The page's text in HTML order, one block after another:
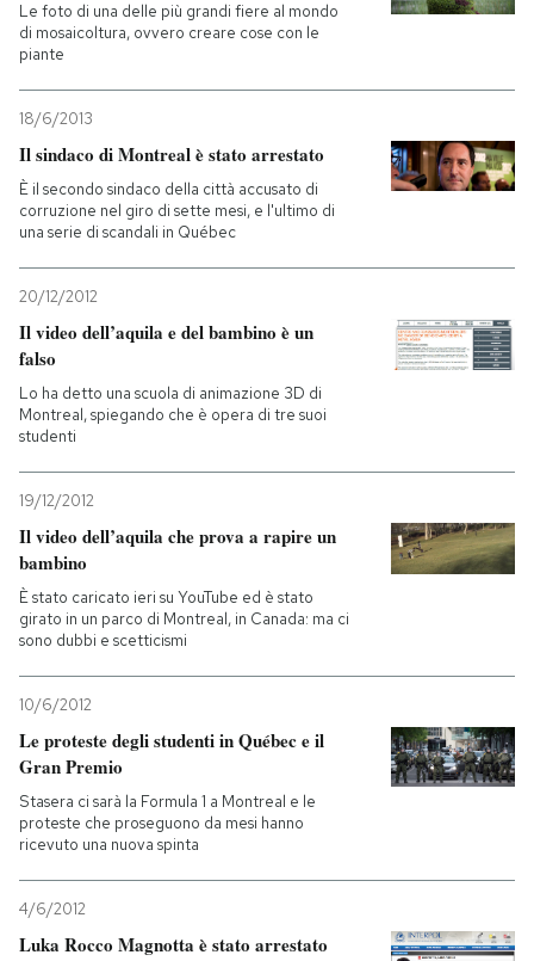
Le foto di una delle più grandi fiere al mondo
di mosaicoltura, ovvero creare cose con le
piante
18/6/2013
Il sindaco di Montreal è stato arrestato
È il secondo sindaco della città accusato di
corruzione nel giro di sette mesi, e l'ultimo di
una serie di scandali in Québec
20/12/2012
Il video dell’aquila e del bambino è un
falso
Lo ha detto una scuola di animazione 3D di
Montreal, spiegando che è opera di tre suoi
studenti
19/12/2012
Il video dell’aquila che prova a rapire un
bambino
È stato caricato ieri su YouTube ed è stato
girato in un parco di Montreal, in Canada: ma ci
sono dubbi e scetticismi
10/6/2012
Le proteste degli studenti in Québec e il
Gran Premio
Stasera ci sarà la Formula 1 a Montreal e le
proteste che proseguono da mesi hanno
ricevuto una nuova spinta
4/6/2012
Luka Rocco Magnotta è stato arrestato